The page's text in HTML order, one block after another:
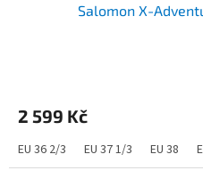
Salomon X-
2 599 Kč
EU 36 2/3 EU 37 1/3 EU 38